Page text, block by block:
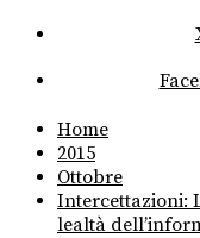
Home
2015
Ottobre
Intercettazioni:
lealtà